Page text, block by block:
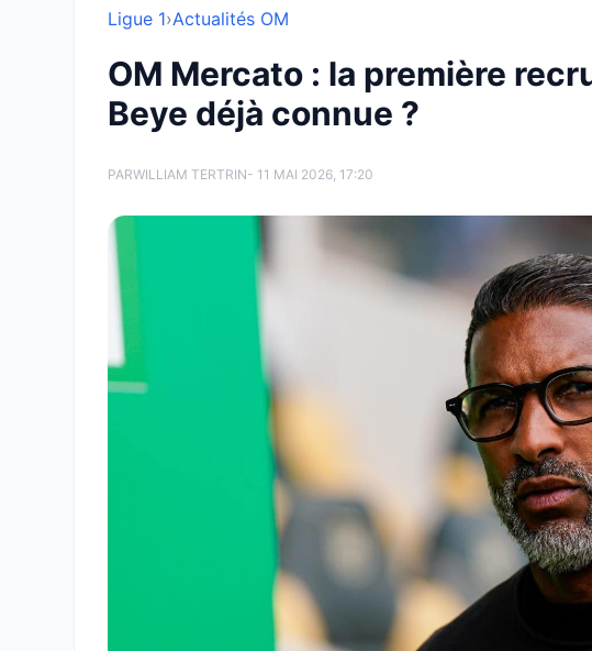
Ligue 1›Actualités OM
OM Mercato : la première
Beye déjà connue ?
PARWILLIAM TERTRIN- 11 MAI 2026, 17:20